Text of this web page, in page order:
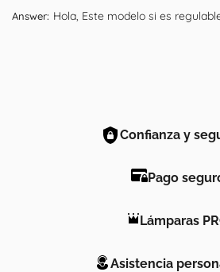
Answer: Hola, Este modelo si es
Confianza y
Pago
Lámparas
Asistencia